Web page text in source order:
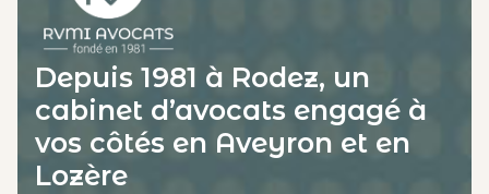
Depuis 1981 à Rodez, un
cabinet d’avocats engagé à
vos côtés en Aveyron et en
Lozère